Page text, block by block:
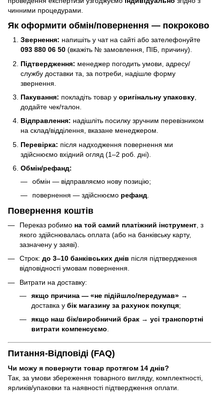
чинними процедурами.
Як оформити обмін/повернення — покроково
Звернення: напишіть у чат на сайті або зателефонуйте
093 880 06 50 (вкажіть № замовлення, ПІБ, причину).
Підтвердження: менеджер погодить умови, адресу/
службу доставки та, за потреби, надішле форму
звернення.
Пакування: покладіть товар у оригінальну упаковку
додайте чек/талон.
Відправлення: надішліть посилку зручним перевізником
на склад/відділення, вказане менеджером.
Перевірка: після надходження повернення ми
здійснюємо вхідний огляд (1–2 роб. дні).
Обмін/рефанд:
обмін — відправляємо нову позицію;
повернення — здійснюємо рефанд.
Повернення коштів
Переказ робимо на той самий платіжний інструмент , з
якого здійснювалась оплата (або на банківську карту,
зазначену у заяві).
Строк: до 3–10 банківських днів після підтвердження
відповідності умовам повернення.
Витрати на доставку:
якщо причина — «не підійшло/передумав» →
доставка у бік магазину за рахунок покупця;
якщо наш бік/виробничий брак → усі транспортні
витрати компенсуємо.
Питання-Відповіді (FAQ)
Чи можу я повернути товар протягом 14 днів?
Так, за умови збереження товарного вигляду, комплектності,
ярликів/упаковки та наявності підтвердження оплати.